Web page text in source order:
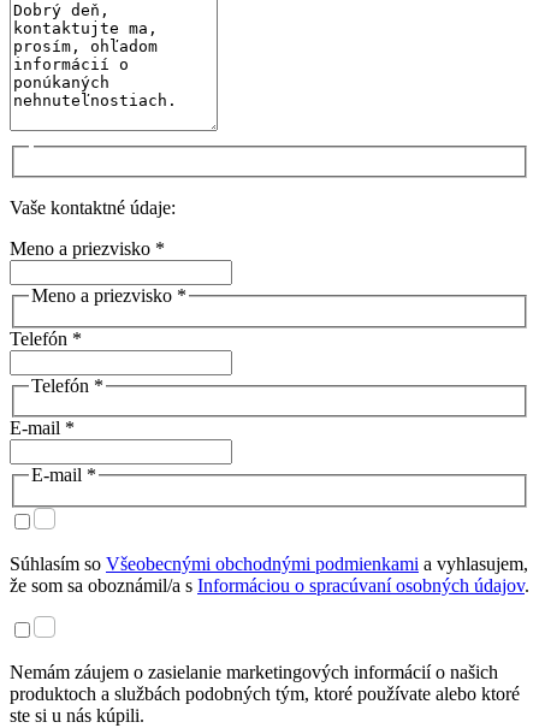
Vaše kontaktné údaje:
Meno a priezvisko *
Meno a priezvisko *
Telefón *
Telefón *
E-mail *
E-mail *
Súhlasím so Všeobecnými obchodnými podmienkami a vyhlasujem,
že som sa oboznámil/a s Informáciou o spracúvaní osobných údajov.
Nemám záujem o zasielanie marketingových informácií o našich
produktoch a službách podobných tým, ktoré používate alebo ktoré
ste si u nás kúpili.